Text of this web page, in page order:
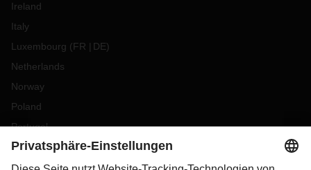
Ireland
Italy
Luxembourg (FR DE)
Netherlands
Norway
Poland
Portugal
Romania
Slovakia